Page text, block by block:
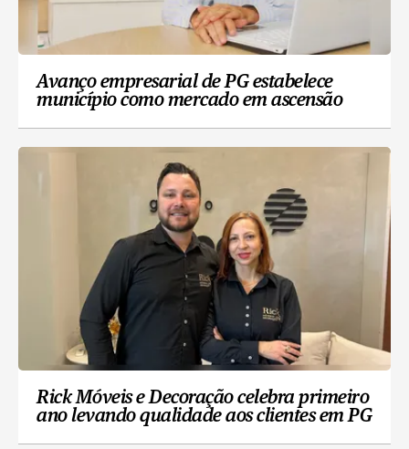
Avanço empresarial de PG estabelece
município como mercado em ascensão
Rick Móveis e Decoração celebra primeiro
ano levando qualidade aos clientes em PG